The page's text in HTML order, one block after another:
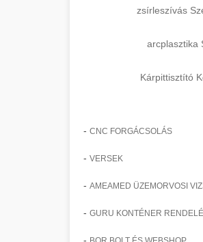
zsírleszívás
arcplasztika
Kárpittisztító
- CNC FORGÁCSOLÁS
- VERSEK
- AMEAMED ÜZEMORVOSI
- GURU KONTÉNER